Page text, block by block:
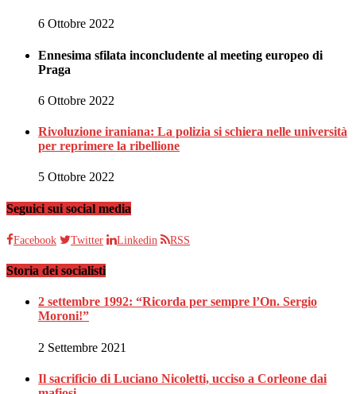
6 Ottobre 2022
Ennesima sfilata inconcludente al meeting europeo di
Praga
6 Ottobre 2022
Rivoluzione iraniana: La polizia si schiera nelle università
per reprimere la ribellione
5 Ottobre 2022
Seguici sui social media
Facebook Twitter Linkedin RSS
Storia dei socialisti
2 settembre 1992: “Ricorda per sempre l’On. Sergio
Moroni!”
2 Settembre 2021
Il sacrificio di Luciano Nicoletti, ucciso a Corleone dai